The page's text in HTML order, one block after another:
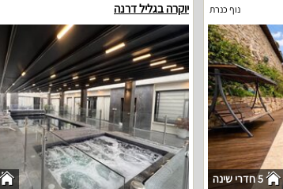
נוף כנרת
5 חדרי שינה
יוקרה בגליל דרנה